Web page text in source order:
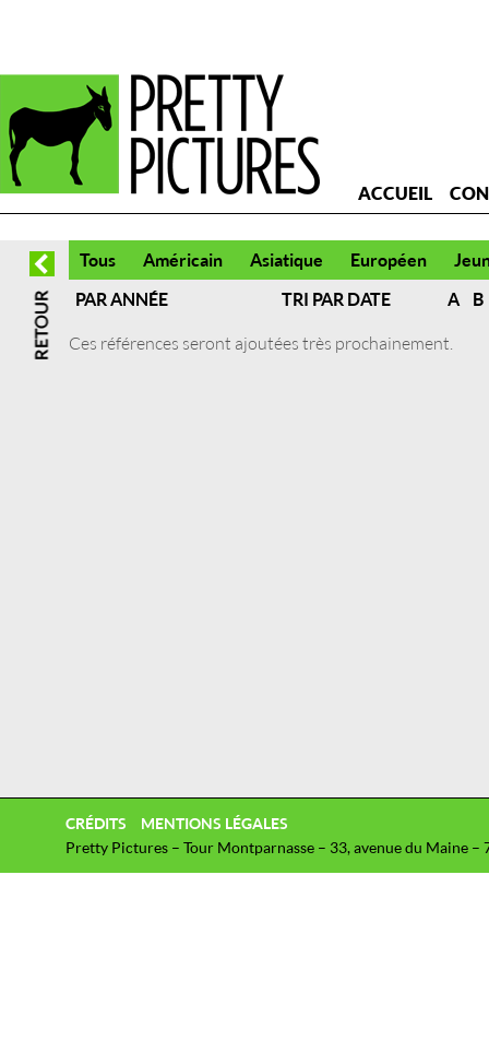
ACCUEIL
Tous Américain Asiatique Européen
PAR ANNÉE
TRI PAR DATE A
B
Ces références seront ajoutées très prochainement.
CRÉDITS
MENTIONS LÉGALES
Pretty Pictures – Tour Montparnasse – 33, avenue du Maine –